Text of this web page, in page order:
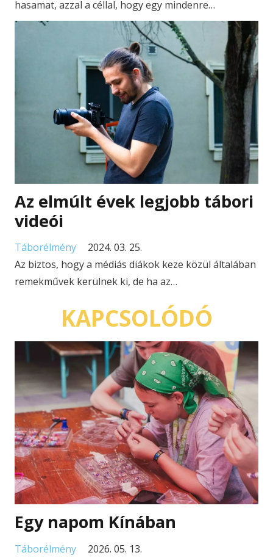
hasamat, azzal a céllal, hogy egy mindenre…
Az elmúlt évek legjobb tábori
videói
Táborélmény
2024. 03. 25.
Az biztos, hogy a médiás diákok keze közül általában
remekművek kerülnek ki, de ha az…
KAPCSOLÓDÓ
Egy napom Kínában
Táborélmény
2026. 05. 13.